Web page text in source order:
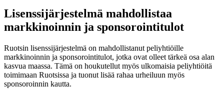
Lisenssijärjestelmä mahdollistaa
markkinoinnin ja sponsorointitulot
Ruotsin lisenssijärjestelmä on mahdollistanut peliyhtiöille
markkinoinnin ja sponsorointitulot, jotka ovat olleet tärkeä osa alan
kasvua maassa. Tämä on houkutellut myös ulkomaisia peliyhtiöitä
toimimaan Ruotsissa ja tuonut lisää rahaa urheiluun myös
sponsoroinnin kautta.